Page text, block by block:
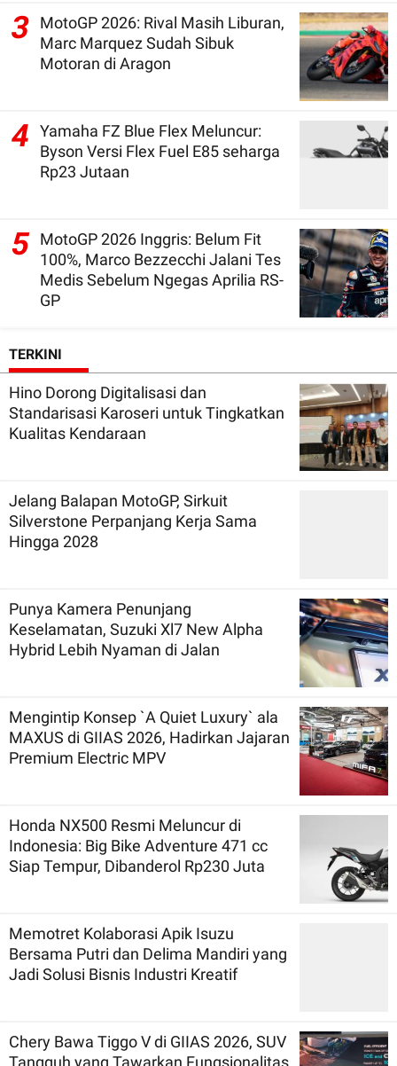
3
MotoGP 2026: Rival Masih Liburan,
Marc Marquez Sudah Sibuk
Motoran di Aragon
4
Yamaha FZ Blue Flex Meluncur:
Byson Versi Flex Fuel E85 seharga
Rp23 Jutaan
5 MotoGP 2026 Inggris: Belum Fit
100%, Marco Bezzecchi Jalani Tes
Medis Sebelum Ngegas Aprilia RS-
GP
TERKINI
Hino Dorong Digitalisasi dan
Standarisasi Karoseri untuk Tingkatkan
Kualitas Kendaraan
Jelang Balapan MotoGP, Sirkuit
Silverstone Perpanjang Kerja Sama
Hingga 2028
Punya Kamera Penunjang
Keselamatan, Suzuki Xl7 New Alpha
Hybrid Lebih Nyaman di Jalan
Mengintip Konsep `A Quiet Luxury` ala
MAXUS di GIIAS 2026, Hadirkan Jajaran
Premium Electric MPV
Honda NX500 Resmi Meluncur di
Indonesia: Big Bike Adventure 471 cc
Siap Tempur, Dibanderol Rp230 Juta
Memotret Kolaborasi Apik Isuzu
Bersama Putri dan Delima Mandiri yang
Jadi Solusi Bisnis Industri Kreatif
Chery Bawa Tiggo V di GIIAS 2026, SUV
Tangguh yang Tawarkan Fungsionalitas